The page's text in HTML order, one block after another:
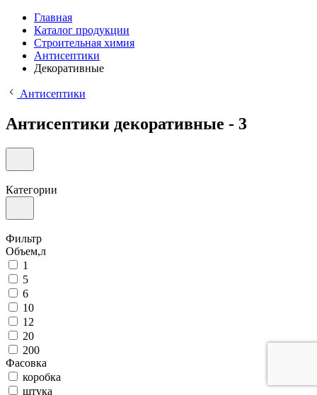
Главная
Каталог продукции
Строительная химия
Антисептики
Декоративные
Антисептики
Антисептики декоративные - 3
Категории
Фильтр
Объем,л
1
5
6
10
12
20
200
Фасовка
коробка
штука